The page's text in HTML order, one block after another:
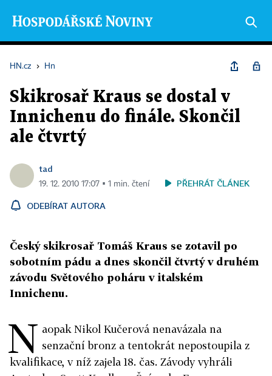
HN.cz › Hn
Skikrosař Kraus se dostal v
Innichenu do finále. Skončil
ale čtvrtý
tad
19. 12. 2010 17:07 ▪ 1 min. čtení PŘEHRÁT ČLÁNEK
ODEBÍRAT AUTORA
Český skikrosař Tomáš Kraus se zotavil po
sobotním pádu a dnes skončil čtvrtý v druhém
závodu Světového poháru v italském
Innichenu.
N aopak Nikol Kučerová nenavázala na
senzační bronz a tentokrát nepostoupila z
kvalifikace, v níž zajela 18. čas. Závody vyhráli